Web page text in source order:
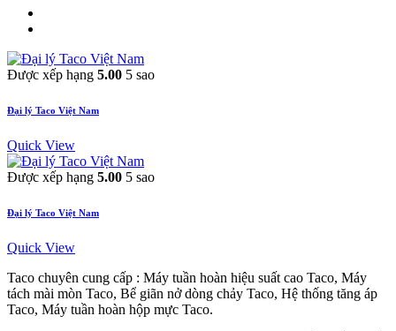
Được xếp hạng 5.00 5 sao
Đại lý Taco Việt Nam
Quick View
Được xếp hạng 5.00 5 sao
Đại lý Taco Việt Nam
Quick View
Taco chuyên cung cấp : Máy tuần hoàn hiệu suất cao Taco, Máy
tách mài mòn Taco, Bể giãn nở dòng chảy Taco, Hệ thống tăng áp
Taco, Máy tuần hoàn hộp mực Taco.